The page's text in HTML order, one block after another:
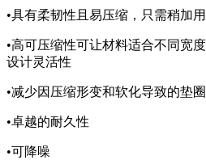
•具有柔韧性且易压缩，只需稍加
•高可压缩性可让材料适合不同宽
设计灵活性
•减少因压缩形变和软化导致的垫
•卓越的耐久性
•可降噪